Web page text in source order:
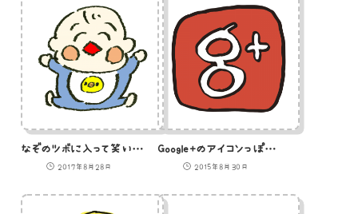
なぞのツボに入って笑い続ける赤ちゃんのイラスト
2017年8月28日
Google+のアイコンっぽいやつ（わくあり）のイラスト
2015年8月30日